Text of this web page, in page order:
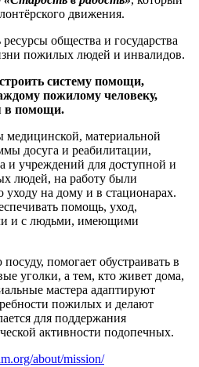
движения.
общества и государства
пожилых людей и инвалидов.
систему помощи,
пожилому человеку,
в помощи.
медицинской, материальной
досуга и реабилитации,
и учреждений для доступной и
людей, на работу были
на дому и в стационарах.
помощь, уход,
и с людьми, имеющими
помогает обустраивать в
уголки, а тем, кто живет дома,
мастера адаптируют
пожилых и делают
для поддержания
активности подопечных.
about/mission/